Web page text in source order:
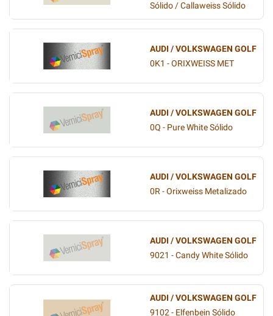
Sólido / Callaweiss Sólido
AUDI / VOLKSWAGEN GOLF
0K1 - ORIXWEISS MET
AUDI / VOLKSWAGEN GOLF
0Q - Pure White Sólido
AUDI / VOLKSWAGEN GOLF
0R - Orixweiss Metalizado
AUDI / VOLKSWAGEN GOLF
9021 - Candy White Sólido
AUDI / VOLKSWAGEN GOLF
9102 - Elfenbein Sólido